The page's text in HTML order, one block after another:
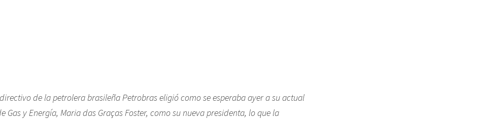
de la petrolera brasileña Petrobras eligió como se esperaba ayer a su actual
Gas y Energía, Maria das Graças Foster, como su nueva presidenta, lo que la